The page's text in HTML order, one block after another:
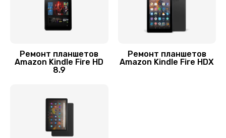
800 руб.
Ремонт планшетов
Amazon Kindle Fire HD
8.9
Ремонт планшетов
Amazon Kindle Fire HDX